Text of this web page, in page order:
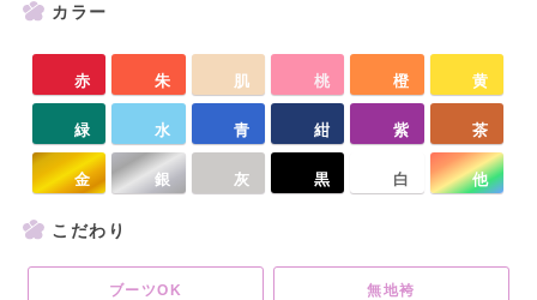
カラー
赤 朱 肌 桃 橙 黄
緑 水 青 紺 紫 茶
金 銀 灰 黒 白 他
こだわり
ブーツOK 無地袴